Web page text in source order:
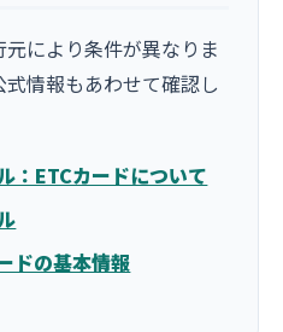
により条件が異なりま
情報もあわせて確認し
：ETCカードについて
ドの基本情報